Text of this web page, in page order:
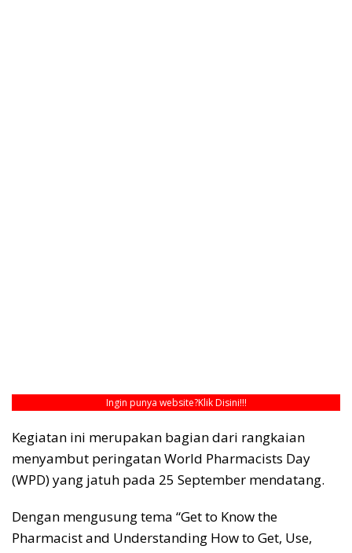
Ingin punya website?Klik Disini!!!
Kegiatan ini merupakan bagian dari rangkaian
menyambut peringatan World Pharmacists Day
(WPD) yang jatuh pada 25 September mendatang.
Dengan mengusung tema “Get to Know the
Pharmacist and Understanding How to Get, Use,